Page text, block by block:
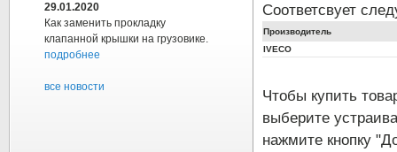
Соответсвует
Производитель
IVECO
Чтобы купить
выберите
нажмите кнопку
29.01.2020
Как заменить прокладку
клапанной крышки на грузовике.
подробнее
все новости